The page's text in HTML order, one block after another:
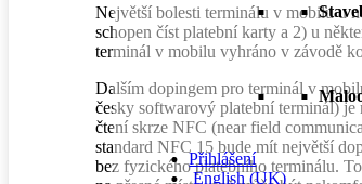
Přihlášení
English (UK)
Největší bolesti terminálu v mobilu u
schopen číst platební karty a 2) u
terminál v mobilu vyhráno v závodě
Dalším dopingem pro terminál v
česky softwarový platební terminál)
čtení skrze NFC (near field
standard NFC 15 bude mít největší
bez fyzického platebního terminálu.